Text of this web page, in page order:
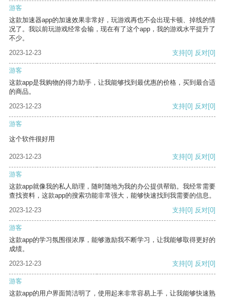
游客
这款加速器app的加速效果非常好，玩游戏再也不会出现卡顿、掉线的情
况了。我以前玩游戏经常会输，现在有了这个app，我的游戏水平提升了
不少。
2023-12-23
支持[0] 反对[0]
游客
这款app是我购物的得力助手，让我能够找到最优惠的价格，买到最合适
的商品。
2023-12-23
支持[0] 反对[0]
游客
这个软件很好用
2023-12-23 支持[0] 反对[0]
游客
这款app就像我的私人助理，随时随地为我的办公提供帮助。我经常需要
查找资料，这款app的搜索功能非常强大，能够快速找到我需要的信息。
2023-12-23
支持[0] 反对[0]
游客
这款app的学习氛围很浓厚，能够激励我不断学习，让我能够取得更好的
成绩。
2023-12-23
支持[0] 反对[0]
游客
这款app的用户界面简洁明了，使用起来非常容易上手，让我能够快速熟